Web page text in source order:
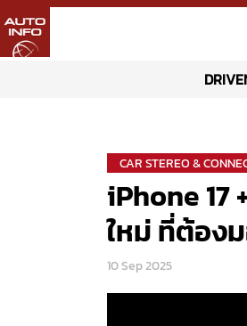
CAR STEREO &
iPhone 17
ใหม่ ที่ต้อง
10 Sep 2025